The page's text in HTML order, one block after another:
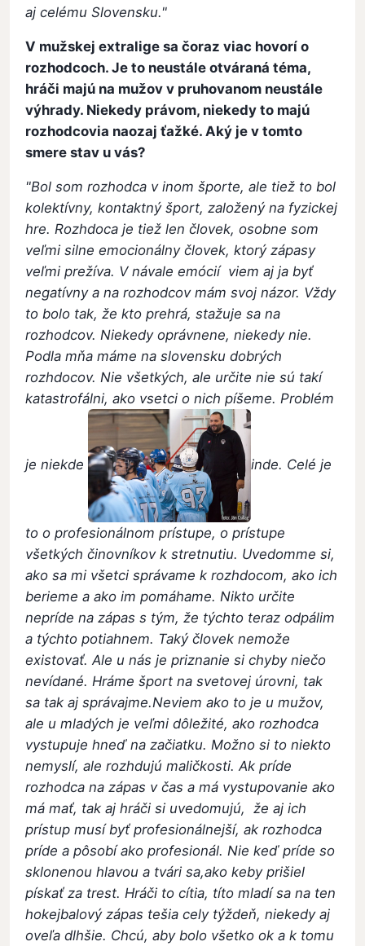
aj celému Slovensku."
V mužskej extralige sa čoraz viac hovorí o
rozhodcoch. Je to neustále otváraná téma,
hráči majú na mužov v pruhovanom neustále
výhrady. Niekedy právom, niekedy to majú
rozhodcovia naozaj ťažké. Aký je v tomto
smere stav u vás?
"Bol som rozhodca v inom športe, ale tiež to bol
kolektívny, kontaktný šport, založený na fyzickej
hre. Rozhdoca je tiež len človek, osobne som
veľmi silne emocionálny človek, ktorý zápasy
veľmi prežíva. V návale emócií viem aj ja byť
negatívny a na rozhodcov mám svoj názor. Vždy
to bolo tak, že kto prehrá, stažuje sa na
rozhodcov. Niekedy oprávnene, niekedy nie.
Podla mňa máme na slovensku dobrých
rozhdocov. Nie všetkých, ale určite nie sú takí
katastrofálni, ako vsetci o nich píšeme. Problém
je niekde inde. Celé je
to o profesionálnom prístupe, o prístupe
všetkých činovníkov k stretnutiu. Uvedomme si,
ako sa mi všetci správame k rozhdocom, ako ich
berieme a ako im pomáhame. Nikto určite
nepríde na zápas s tým, že týchto teraz odpálim
a týchto potiahnem. Taký človek nemože
existovať. Ale u nás je priznanie si chyby niečo
nevídané. Hráme šport na svetovej úrovni, tak
sa tak aj správajme.Neviem ako to je u mužov,
ale u mladých je veľmi dôležité, ako rozhodca
vystupuje hneď na začiatku. Možno si to niekto
nemyslí, ale rozhdujú maličkosti. Ak príde
rozhodca na zápas v čas a má vystupovanie ako
má mať, tak aj hráči si uvedomujú, že aj ich
prístup musí byť profesionálnejší, ak rozhodca
príde a pôsobí ako profesionál. Nie keď príde so
sklonenou hlavou a tvári sa,ako keby prišiel
pískať za trest. Hráči to cítia, títo mladí sa na ten
hokejbalový zápas tešia cely týždeň, niekedy aj
oveľa dlhšie. Chcú, aby bolo všetko ok a k tomu